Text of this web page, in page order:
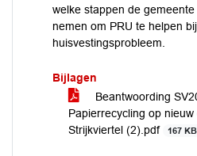
welke stappen de
nemen om PRU te helpen
huisvestingsprobleem.
Bijlagen
Beantwoording
Papierrecycling op
Strijkviertel (2).pdf
167 KB